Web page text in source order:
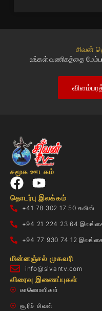
சிவன்
உங்கள் வணிகத்தை
சமூக ஊடகம்
தொடர்பு இலக்கம்
+41 78 302 17 50 சுவிஸ்
+94 21 224 23 64
+94 77 930 74 12
மின்னஞ்சல் முகவரி
info@sivantv.com
விரைவு இணைப்புகள்
காணொளிகள்
சூரிச் சிவன்